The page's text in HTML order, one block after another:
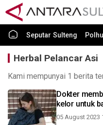
Seputar Sulteng
Herbal Pelancar Asi
Kami mempunyai 1 berita
Dokter
kelor untuk
05 August 2023